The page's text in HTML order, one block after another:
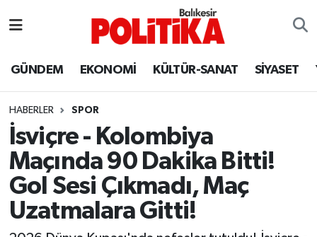
GÜNDEM EKONOMİ KÜLTÜR-SANAT SİYASET
HABERLER SPOR
İsviçre - Kolombiya
Maçında 90 Dakika Bitti!
Gol Sesi Çıkmadı, Maç
Uzatmalara Gitti!
Ayvalık
Balya
Bandırma
Bigadiç
BİYOGRAFİLER
Balıkesir Hava Durumu
Balıkesir Namaz Vakitleri
Balıkesir Trafik Yoğunluk Haritası
Süper Lig Puan Durumu ve Fikstür
Tüm Manşetler